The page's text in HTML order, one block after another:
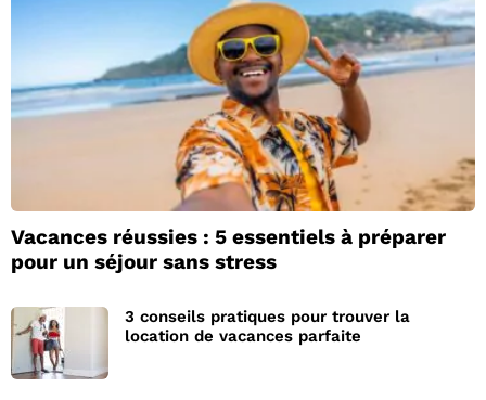
Vacances réussies : 5 essentiels à préparer
pour un séjour sans stress
3 conseils pratiques pour trouver la
location de vacances parfaite